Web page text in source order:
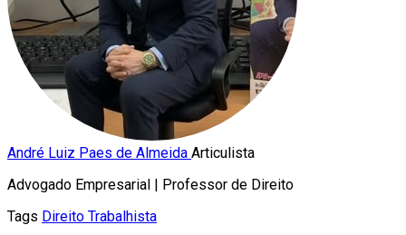
André Luiz Paes de Almeida Articulista
Advogado Empresarial | Professor de Direito
Tags Direito Trabalhista